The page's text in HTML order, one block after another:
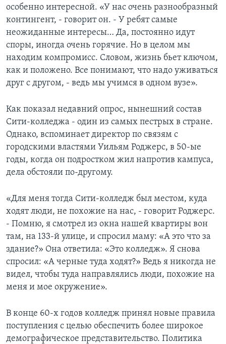
особенно интересной. «У нас очень разнообразный
контингент, - говорит он. - У ребят самые
неожиданные интересы… Да, постоянно идут
споры, иногда очень горячие. Но в целом мы
находим компромисс. Словом, жизнь бьет ключом,
как и положено. Все понимают, что надо уживаться
друг с другом, - ведь мы учимся в одном вузе».
Как показал недавний опрос, нынешний состав
Сити-колледжа - один из самых пестрых в стране.
Однако, вспоминает директор по связям с
городскими властями Уильям Роджерс, в 50-ые
годы, когда он подростком жил напротив кампуса,
дела обстояли по-другому.
«Для меня тогда Сити-колледж был местом, куда
ходят люди, не похожие на нас, - говорит Роджерс.
- Помню, я смотрел из окна нашей квартиры вон
там, на 133-й улице, и спросил маму: «А это что за
здание?» Она ответила: «Это колледж». Я снова
спросил: «А черные туда ходят?» Ведь я никогда не
видел, чтобы туда направлялись люди, похожие на
меня и мое окружение».
В конце 60-х годов колледж принял новые правила
поступления с целью обеспечить более широкое
демографическое представительство. Политика